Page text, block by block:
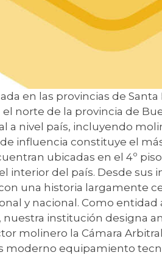
en las provincias de Santa
norte de la provincia de
a nivel país, incluyendo
influencia constituye el
ubicadas en el 4º piso
interior del país. Desde sus
una historia largamente
y nacional. Como entidad
nuestra institución designa
molinero la Cámara
moderno equipamiento